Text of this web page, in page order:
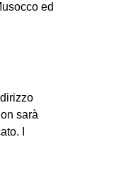
ed
sarà